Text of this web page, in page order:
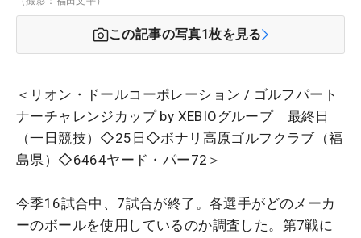
この記事の写真1枚を見る
＜リオン・ドールコーポレーション / ゴルフパート
ナーチャレンジカップ by XEBIOグループ 最終日
（一日競技）◇25日◇ボナリ高原ゴルフクラブ（福
島県）◇6464ヤード・パー72＞
今季16試合中、7試合が終了。各選手がどのメーカ
ーのボールを使用しているのか調査した。第7戦に